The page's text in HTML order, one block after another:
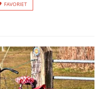
FAVORIET